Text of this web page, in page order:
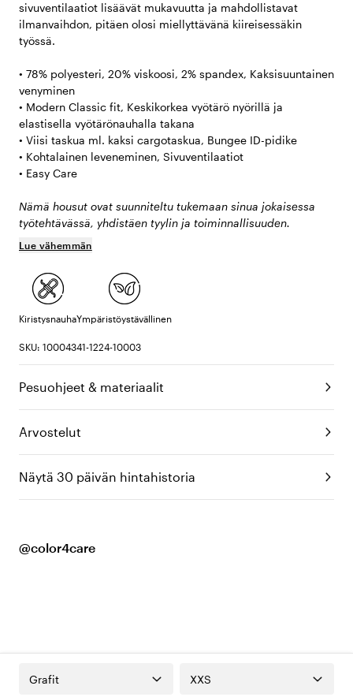
sivuventilaatiot lisäävät mukavuutta ja mahdollistavat
ilmanvaihdon, pitäen olosi miellyttävänä kiireisessäkin
työssä.
• 78% polyesteri, 20% viskoosi, 2% spandex, Kaksisuuntainen
venyminen
• Modern Classic fit, Keskikorkea vyötärö nyörillä ja
elastisella vyötärönauhalla takana
• Viisi taskua ml. kaksi cargotaskua, Bungee ID-pidike
• Kohtalainen leveneminen, Sivuventilaatiot
• Easy Care
Nämä housut ovat suunniteltu tukemaan sinua jokaisessa
työtehtävässä, yhdistäen tyylin ja toiminnallisuuden.
Lue vähemmän
KiristysnauhaYmpäristöystävällinen
SKU: 10004341-1224-10003
Pesuohjeet & materiaalit
Arvostelut
Näytä 30 päivän hintahistoria
@color4care
Grafit XXS